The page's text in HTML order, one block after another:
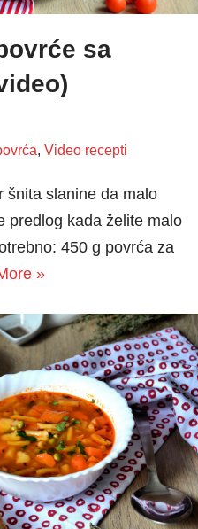
sa
, Video recepti
šnita slanine da malo
predlog kada želite malo
450 g povrća za
»